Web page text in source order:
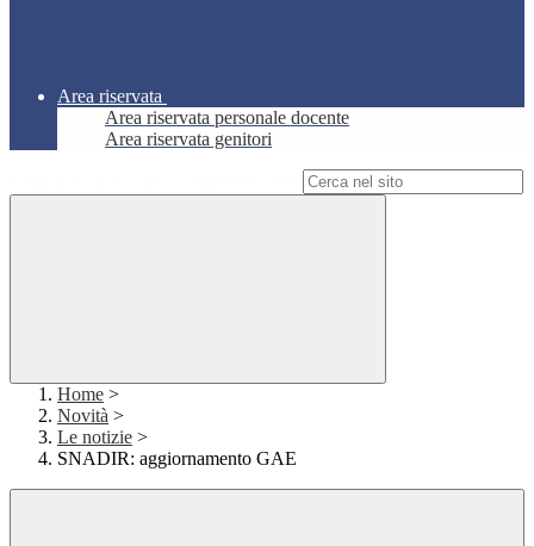
Area riservata
Area riservata personale docente
Area riservata genitori
Home >
Novità >
Le notizie >
SNADIR: aggiornamento GAE